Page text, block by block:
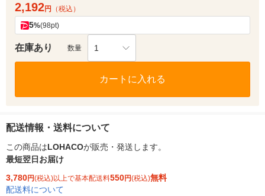
2,192円 （税込）
5%(98pt)
在庫あり 数量 1
カートに入れる
配送情報・送料について
この商品はLOHACOが販売・発送します。
最短翌日お届け
3,780円(税込)以上で基本配送料550円(税込)無料
配送料について